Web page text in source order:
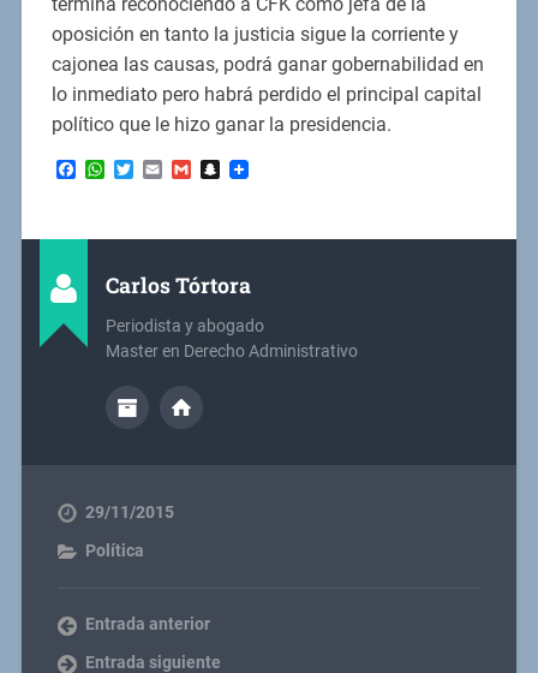
oposición en tanto la justicia sigue la corriente y
cajonea las causas, podrá ganar gobernabilidad en
lo inmediato pero habrá perdido el principal capital
político que le hizo ganar la presidencia.
Facebook
WhatsApp
Twitter
EmailGmailSnapchat
Carlos Tórtora
Periodista y abogado
Master en Derecho Administrativo
29/11/2015
Política
Entrada anterior
Entrada siguiente